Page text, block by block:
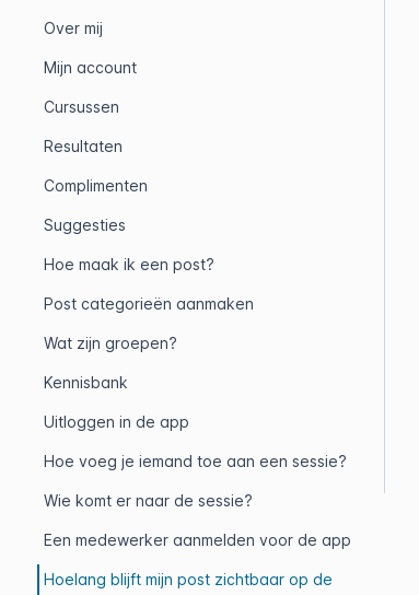
Over mij
Mijn account
Cursussen
Resultaten
Complimenten
Suggesties
Hoe maak ik een post?
Post categorieën aanmaken
Wat zijn groepen?
Kennisbank
Uitloggen in de app
Hoe voeg je iemand toe aan een sessie?
Wie komt er naar de sessie?
Een medewerker aanmelden voor de app
Hoelang blijft mijn post zichtbaar op de